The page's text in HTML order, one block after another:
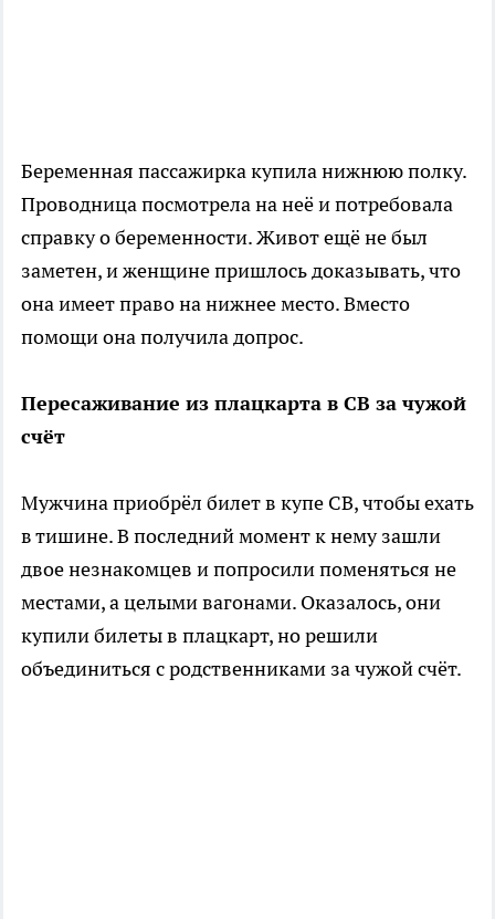
Беременная пассажирка купила нижнюю полку.
Проводница посмотрела на неё и потребовала
справку о беременности. Живот ещё не был
заметен, и женщине пришлось доказывать, что
она имеет право на нижнее место. Вместо
помощи она получила допрос.
Пересаживание из плацкарта в СВ за чужой
счёт
Мужчина приобрёл билет в купе СВ, чтобы ехать
в тишине. В последний момент к нему зашли
двое незнакомцев и попросили поменяться не
местами, а целыми вагонами. Оказалось, они
купили билеты в плацкарт, но решили
объединиться с родственниками за чужой счёт.